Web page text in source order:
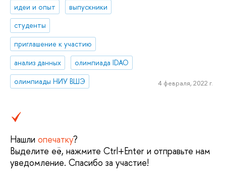
идеи и опыт
выпускники
студенты
приглашение к участию
анализ данных
олимпиада IDAO
олимпиады НИУ ВШЭ
4 февраля, 2022 г.
Нашли опечатку?
Выделите её, нажмите Ctrl+Enter и отправьте нам
уведомление. Спасибо за участие!